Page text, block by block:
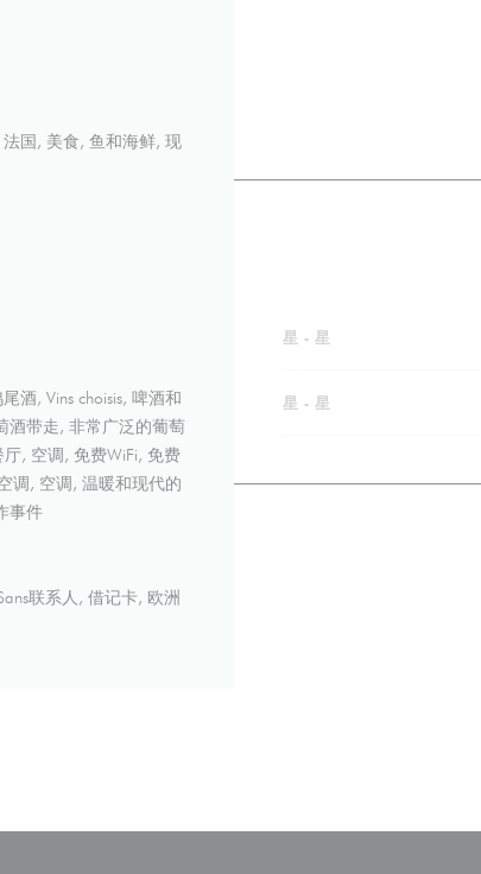
法国, 美食, 鱼和海鲜, 现
酒, Vins choisis, 啤酒和
酒带走, 非常广泛的葡萄
, 空调, 免费WiFi, 免费
调, 空调, 温暖和现代的
事件
联系人, 借记卡, 欧洲
星 -星
星 -星